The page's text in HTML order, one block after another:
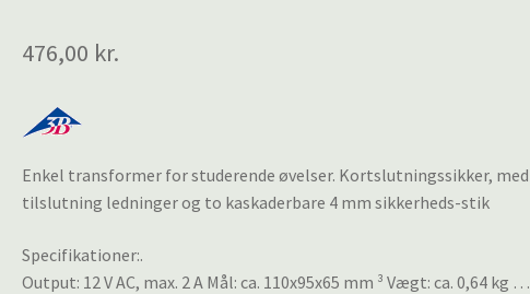
476,00 kr.
Enkel transformer for studerende øvelser. Kortslutningssikker, med
tilslutning ledninger og to kaskaderbare 4 mm sikkerheds-stik
Specifikationer:.
Output: 12 V AC, max. 2 A Mål: ca. 110x95x65 mm ³ Vægt: ca. 0,64 kg …